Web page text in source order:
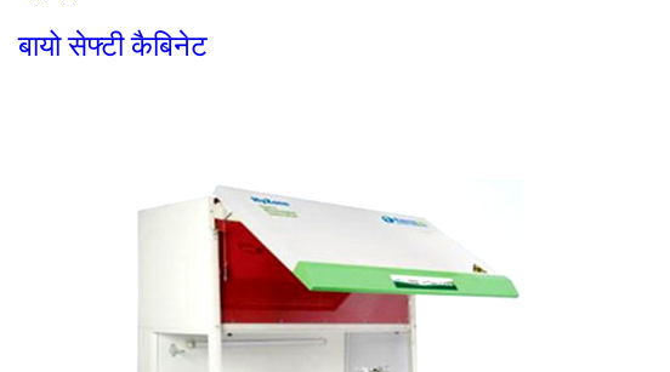
बायो सेफ्टी कैबिनेट